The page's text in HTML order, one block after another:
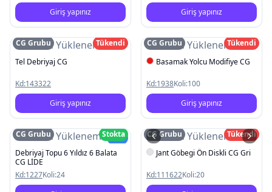
Giriş yapınız
Giriş yapınız
Resim Yüklenemedi
CG Grubu
Tükendi
Tel Debriyaj CG
Kd:143322
Giriş yapınız
Resim Yüklenemedi
CG Grubu
Tükendi
Basamak Yolcu Modifiye CG
Kd:1938Koli:100
Giriş yapınız
Resim YüklenemediYeni
CG Grubu
Stokta
Debriyaj Topu 6 Yıldız 6 Balata
CG LİDE
Kd:1227Koli:24
Resim Yüklenemedi
CG Grubu
Tükendi
Jant Göbegi Ön Diskli CG Gri
Kd:111622Koli:20